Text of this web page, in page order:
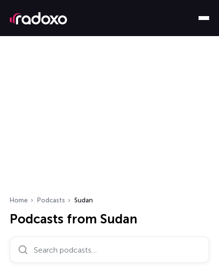
Home Podcasts Sudan
Podcasts from Sudan
Search podcasts…